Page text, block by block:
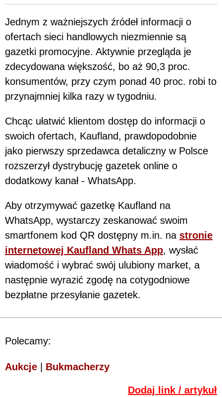
Jednym z ważniejszych źródeł informacji o
ofertach sieci handlowych niezmiennie są
gazetki promocyjne. Aktywnie przegląda je
zdecydowana większość, bo aż 90,3 proc.
konsumentów, przy czym ponad 40 proc. robi to
przynajmniej kilka razy w tygodniu.
Chcąc ułatwić klientom dostęp do informacji o
swoich ofertach, Kaufland, prawdopodobnie
jako pierwszy sprzedawca detaliczny w Polsce
rozszerzył dystrybucję gazetek online o
dodatkowy kanał - WhatsApp.
Aby otrzymywać gazetkę Kaufland na
WhatsApp, wystarczy zeskanować swoim
smartfonem kod QR dostępny m.in. na stronie
internetowej Kaufland Whats App, wysłać
wiadomość i wybrać swój ulubiony market, a
następnie wyrazić zgodę na cotygodniowe
bezpłatne przesyłanie gazetek.
Polecamy:
Aukcje | Bukmacherzy
Dodaj link / artykuł